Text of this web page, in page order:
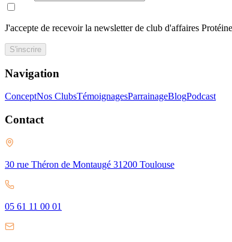
J'accepte de recevoir la newsletter de club d'affaires
S'inscrire
Navigation
ConceptNos ClubsTémoignagesParrainageBlogPodcast
Contact
30 rue Théron de Montaugé 31200 Toulouse
05 61 11 00 01